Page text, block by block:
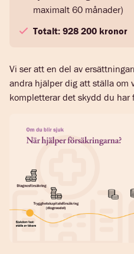
maximalt 60 månader)
Totalt: 928 200 kronor
Vi ser att en del av
andra hjälper dig att ställa om
kompletterar det skydd du har